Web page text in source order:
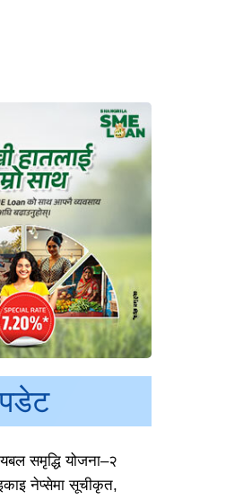
समृद्धि योजना–२
नेप्सेमा सूचीकृत,